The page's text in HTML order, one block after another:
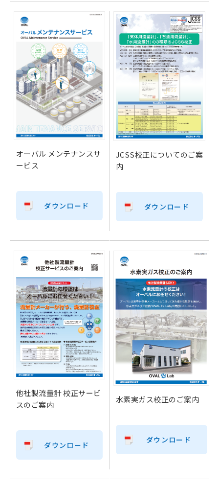
オーバル メンテナンスサ
ービス
ダウンロード
JCSS校正についてのご案
内
ダウンロード
他社製流量計 校正サービ
スのご案内
ダウンロード
水素実ガス校正のご案内
ダウンロード